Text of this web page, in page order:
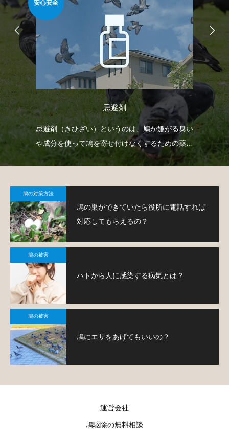
安心安全
忌避剤
忌避剤（きひざい）というのは、鳩が嫌がる臭い
や成分を使って鳩を寄せ付けなくするための薬剤
で、様々なタイプのものがあります。
鳩の対策方法
鳩の巣ができていたら役所に電話すれば
対応してもらえるの？
鳩の被害
ハトから人に感染する病気とは？
鳩の被害
鳩にエサをあげてもいいの？
運営会社
鳩駆除の無料相談